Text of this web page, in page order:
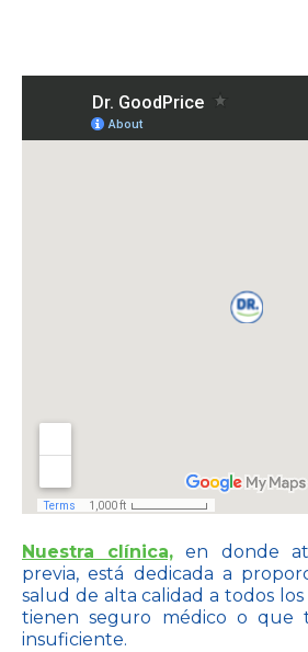
Nuestra clínica, en donde
previa, está dedicada a
salud de alta calidad a todos
tienen seguro médico o que
insuficiente.